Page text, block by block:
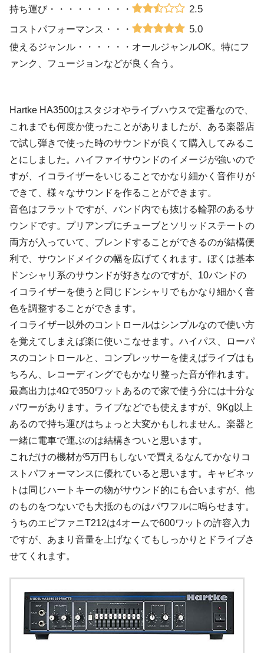
持ち運び・・・・・・・・・ 2.5
コストパフォーマンス・・・ 5.0
使えるジャンル・・・・・・オールジャンルOK。特にフ
ァンク、フュージョンなどが良く合う。
Hartke HA3500はスタジオやライブハウスで定番なので、
これまでも何度か使ったことがありましたが、ある楽器店
で試し弾きで使った時のサウンドが良くて購入してみるこ
とにしました。ハイファイサウンドのイメージが強いので
すが、イコライザーをいじることでかなり細かく音作りが
できて、様々なサウンドを作ることができます。
音色はフラットですが、バンド内でも抜ける輪郭のあるサ
ウンドです。プリアンプにチューブとソリッドステートの
両方が入っていて、ブレンドすることができるのが結構便
利で、サウンドメイクの幅を広げてくれます。ぼくは基本
ドンシャリ系のサウンドが好きなのですが、10バンドの
イコライザーを使うと同じドンシャリでもかなり細かく音
色を調整することができます。
イコライザー以外のコントロールはシンプルなので使い方
を覚えてしまえば楽に使いこなせます。ハイパス、ローパ
スのコントロールと、コンプレッサーを使えばライブはも
ちろん、レコーディングでもかなり整った音が作れます。
最高出力は4Ωで350ワットあるので家で使う分には十分な
パワーがあります。ライブなどでも使えますが、9Kg以上
あるので持ち運びはちょっと大変かもしれません。楽器と
一緒に電車で運ぶのは結構きついと思います。
これだけの機材が5万円もしないで買えるなんてかなりコ
ストパフォーマンスに優れていると思います。キャビネッ
トは同じハートキーの物がサウンド的にも合いますが、他
のものをつないでも大抵のものはパワフルに鳴らせます。
うちのエピファニT212は4オームで600ワットの許容入力
ですが、あまり音量を上げなくてもしっかりとドライブさ
せてくれます。